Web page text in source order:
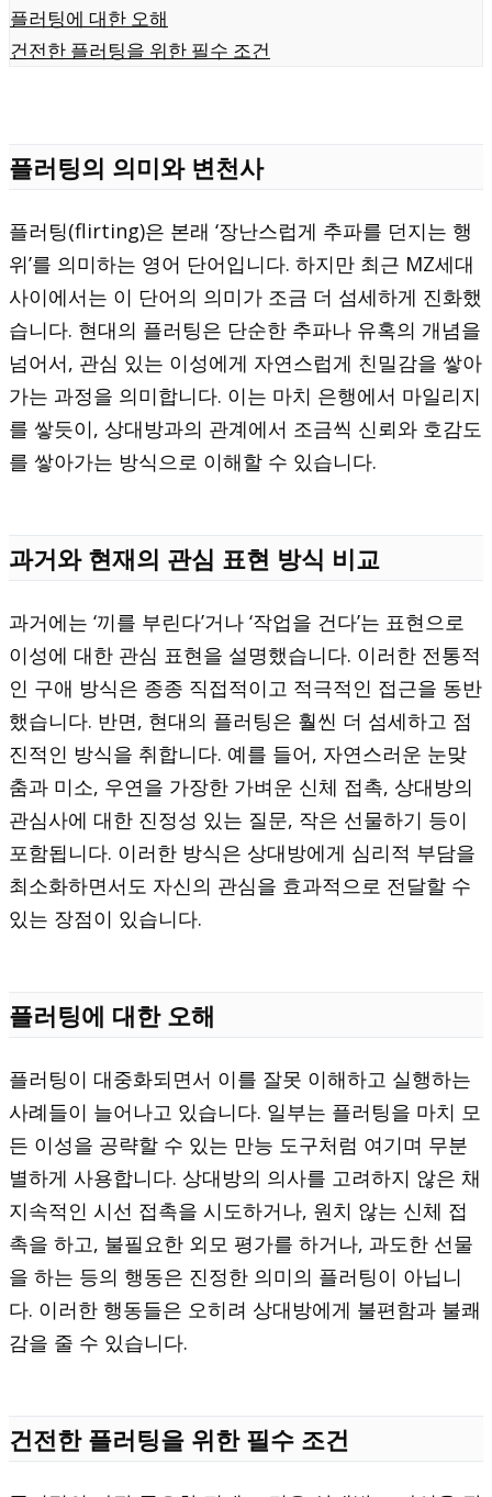
플러팅에 대한 오해
건전한 플러팅을 위한 필수 조건
플러팅의 의미와 변천사
플러팅(flirting)은 본래 ‘장난스럽게 추파를 던지는 행
위’를 의미하는 영어 단어입니다. 하지만 최근 MZ세대
사이에서는 이 단어의 의미가 조금 더 섬세하게 진화했
습니다. 현대의 플러팅은 단순한 추파나 유혹의 개념을
넘어서, 관심 있는 이성에게 자연스럽게 친밀감을 쌓아
가는 과정을 의미합니다. 이는 마치 은행에서 마일리지
를 쌓듯이, 상대방과의 관계에서 조금씩 신뢰와 호감도
를 쌓아가는 방식으로 이해할 수 있습니다.
과거와 현재의 관심 표현 방식 비교
과거에는 ‘끼를 부린다’거나 ‘작업을 건다’는 표현으로
이성에 대한 관심 표현을 설명했습니다. 이러한 전통적
인 구애 방식은 종종 직접적이고 적극적인 접근을 동반
했습니다. 반면, 현대의 플러팅은 훨씬 더 섬세하고 점
진적인 방식을 취합니다. 예를 들어, 자연스러운 눈맞
춤과 미소, 우연을 가장한 가벼운 신체 접촉, 상대방의
관심사에 대한 진정성 있는 질문, 작은 선물하기 등이
포함됩니다. 이러한 방식은 상대방에게 심리적 부담을
최소화하면서도 자신의 관심을 효과적으로 전달할 수
있는 장점이 있습니다.
플러팅에 대한 오해
플러팅이 대중화되면서 이를 잘못 이해하고 실행하는
사례들이 늘어나고 있습니다. 일부는 플러팅을 마치 모
든 이성을 공략할 수 있는 만능 도구처럼 여기며 무분
별하게 사용합니다. 상대방의 의사를 고려하지 않은 채
지속적인 시선 접촉을 시도하거나, 원치 않는 신체 접
촉을 하고, 불필요한 외모 평가를 하거나, 과도한 선물
을 하는 등의 행동은 진정한 의미의 플러팅이 아닙니
다. 이러한 행동들은 오히려 상대방에게 불편함과 불쾌
감을 줄 수 있습니다.
건전한 플러팅을 위한 필수 조건